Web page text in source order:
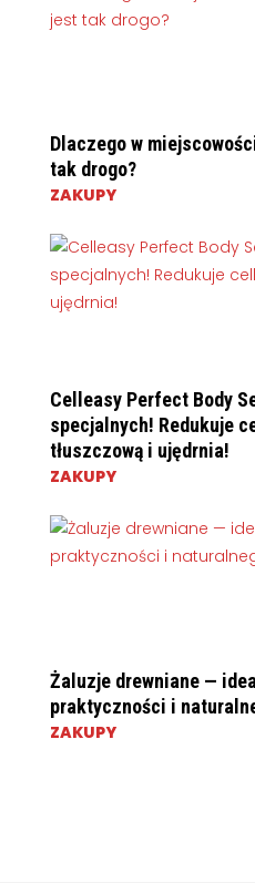
Dlaczego w
tak drogo?
ZAKUPY
Celleasy Perfect Body
specjalnych! Redukuje
tłuszczową i ujędrnia!
ZAKUPY
Żaluzje drewniane —
praktyczności i
ZAKUPY